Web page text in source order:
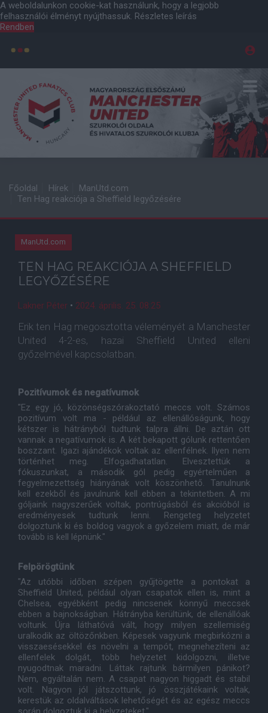
A weboldalunkon cookie-kat használunk, hogy a legjobb
felhasználói élményt nyújthassuk. Részletes leírás
Rendben
Főoldal Hírek
ManUtd.com
Ten Hag reakciója a Sheffield legyőzésére
ManUtd.com
TEN HAG REAKCIÓJA A SHEFFIELD
LEGYŐZÉSÉRE
Lakner Péter • 2024. április. 25. 08:25
Erik ten Hag megosztotta véleményét a Manchester
United 4-2-es, hazai Sheffield United elleni
győzelmével kapcsolatban.
Pozitívumok és negatívumok
"Ez egy jó, közönségszórakoztató meccs volt. Számos
pozitívum volt ma - például az ellenállóságunk, hogy
kétszer is hátrányból tudtunk talpra állni. De aztán ott
vannak a negatívumok is. A két bekapott gólunk rettentően
boszzant. Igazi ajándékok voltak az ellenfélnek. Ilyen nem
történhet meg. Elfogadhatatlan. Elvesztettük a
fókuszunkat, a második gól pedig egyértelműen a
fegyelmezettség hiányának volt köszönhető. Tanulnunk
kell ezekből és javulnunk kell ebben a tekintetben. A mi
góljaink nagyszerűek voltak, pontrúgásból és akcióból is
eredményesek tudtunk lenni. Rengeteg helyzetet
dolgoztunk ki és boldog vagyok a győzelem miatt, de már
tovább is kell lépnünk."
Felpörögtünk
"Az utóbbi időben szépen gyűjtögette a pontokat a
Sheffield United, például olyan csapatok ellen is, mint a
Chelsea, egyébként pedig nincsenek könnyű meccsek
ebben a bajnokságban. Hátrányba kerültünk, de ellenállóak
voltunk. Újra láthatóvá vált, hogy milyen szellemiség
uralkodik az öltözőnkben. Képesek vagyunk megbirkózni a
visszaesésekkel és növelni a tempót, megnehezíteni az
ellenfelek dolgát, több helyzetet kidolgozni, illetve
nyugodtnak maradni. Láttak rajtunk bármilyen pánikot?
Nem, egyáltalán nem. A csapat nagyon higgadt és stabil
volt. Nagyon jól játszottunk, jó összjátékaink voltak,
kerestük az oldalváltások lehetőségét és az egész meccs